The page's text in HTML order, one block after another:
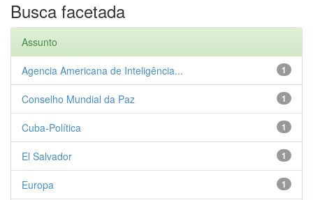
Busca facetada
Assunto
1
Agencia Americana de Inteligência...
1
Conselho Mundial da Paz
1
Cuba-Política
1
El Salvador
1
Europa